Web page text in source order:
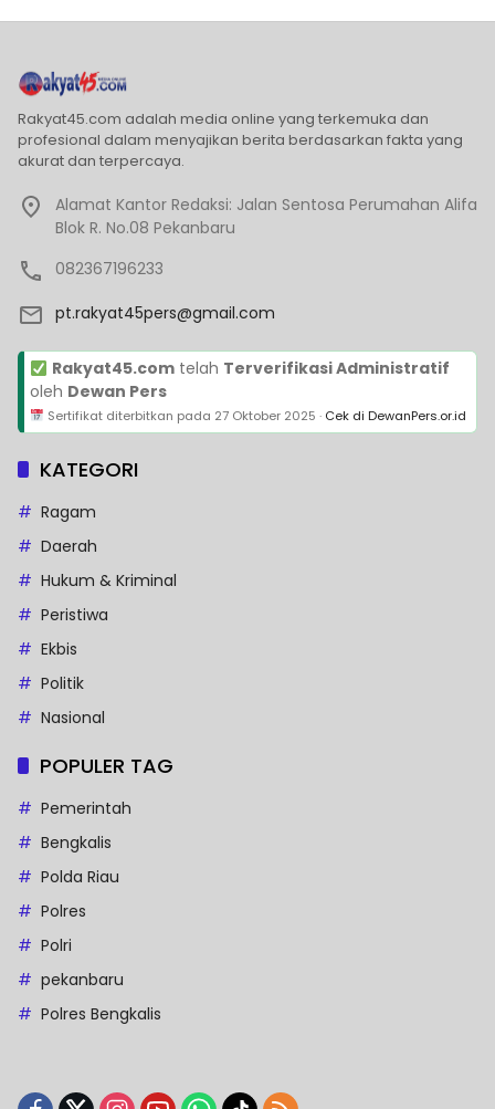
Rakyat45.com adalah media online yang terkemuka dan
profesional dalam menyajikan berita berdasarkan fakta yang
akurat dan terpercaya.
Alamat Kantor Redaksi: Jalan Sentosa Perumahan Alifa
Blok R. No.08 Pekanbaru
082367196233
pt.rakyat45pers@gmail.com
Rakyat45.comtelah Terverifikasi Administratif
oleh Dewan Pers
Sertifikat diterbitkan pada 27 Oktober 2025 · Cek di DewanPers.or.id
KATEGORI
Ragam
Daerah
Hukum & Kriminal
Peristiwa
Ekbis
Politik
Nasional
POPULER TAG
Pemerintah
Bengkalis
Polda Riau
Polres
Polri
pekanbaru
Polres Bengkalis